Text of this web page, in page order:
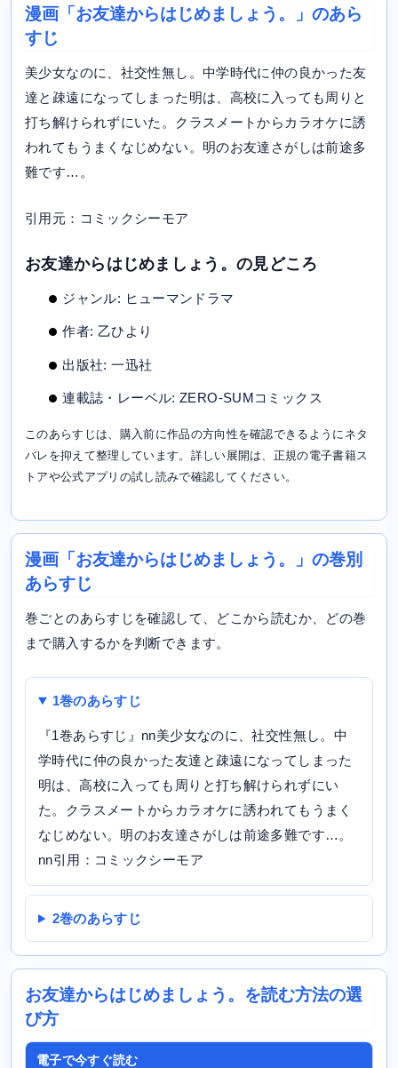
漫画「お友達からはじめましょう。」のあら
すじ
美少女なのに、社交性無し。中学時代に仲の良かった友
達と疎遠になってしまった明は、高校に入っても周りと
打ち解けられずにいた。クラスメートからカラオケに誘
われてもうまくなじめない。明のお友達さがしは前途多
難です…。
引用元：コミックシーモア
お友達からはじめましょう。の見どころ
ジャンル: ヒューマンドラマ
作者: 乙ひより
出版社: 一迅社
連載誌・レーベル: ZERO-SUMコミックス
このあらすじは、購入前に作品の方向性を確認できるようにネタ
バレを抑えて整理しています。詳しい展開は、正規の電子書籍ス
トアや公式アプリの試し読みで確認してください。
漫画「お友達からはじめましょう。」の巻別
あらすじ
巻ごとのあらすじを確認して、どこから読むか、どの巻
まで購入するかを判断できます。
1巻のあらすじ
『1巻あらすじ』nn美少女なのに、社交性無し。中
学時代に仲の良かった友達と疎遠になってしまった
明は、高校に入っても周りと打ち解けられずにい
た。クラスメートからカラオケに誘われてもうまく
なじめない。明のお友達さがしは前途多難です…。
nn引用：コミックシーモア
2巻のあらすじ
お友達からはじめましょう。を読む方法の選
び方
電子で今すぐ読む